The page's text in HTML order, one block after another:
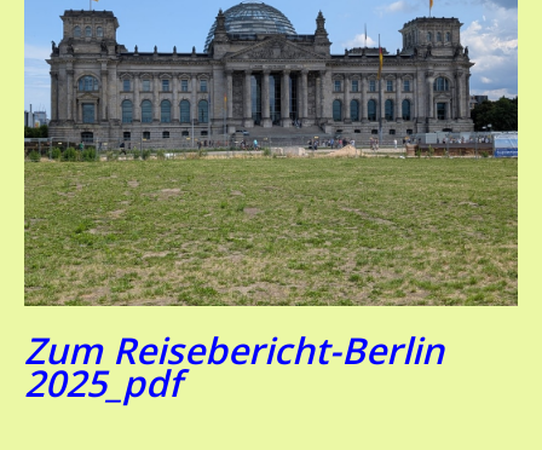
Zum Reisebericht-Berlin
2025_pdf